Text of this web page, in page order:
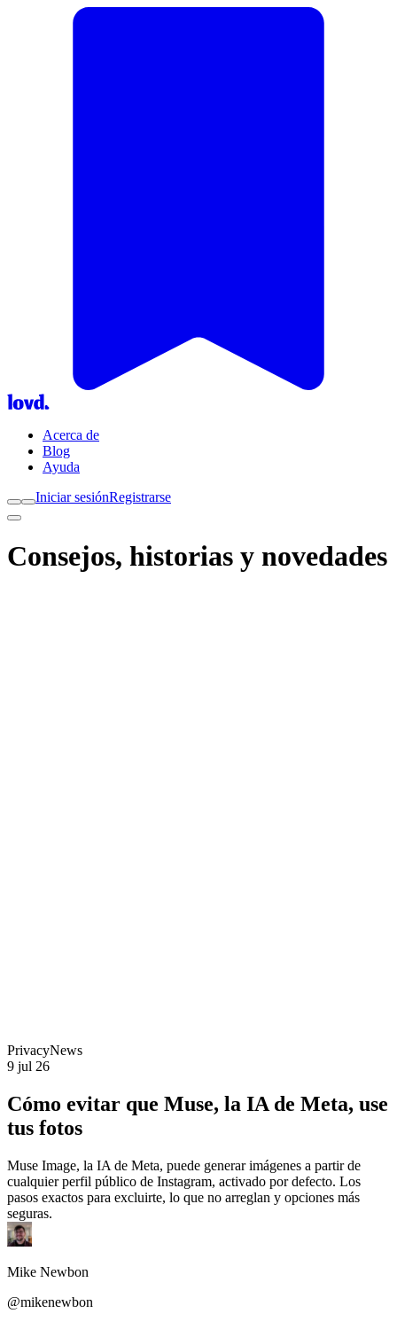
Acerca de
Blog
Ayuda
Iniciar sesiónRegistrarse
Consejos, historias y novedades
PrivacyNews
9 jul 26
Cómo evitar que Muse, la IA de Meta, use
tus fotos
Muse Image, la IA de Meta, puede generar imágenes a partir de
cualquier perfil público de Instagram, activado por defecto. Los
pasos exactos para excluirte, lo que no arreglan y opciones más
seguras.
Mike Newbon
@mikenewbon